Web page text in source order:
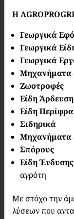
Η
Γεωργικά
Γεωργικά
Γεωργικά
Μηχανήματα
Ζωοτροφές
Είδη
Είδη
Σιδηρικά
Μηχανήματα
Σπόρους
Είδη
αγρότη
Με στόχο την
λύσεων που